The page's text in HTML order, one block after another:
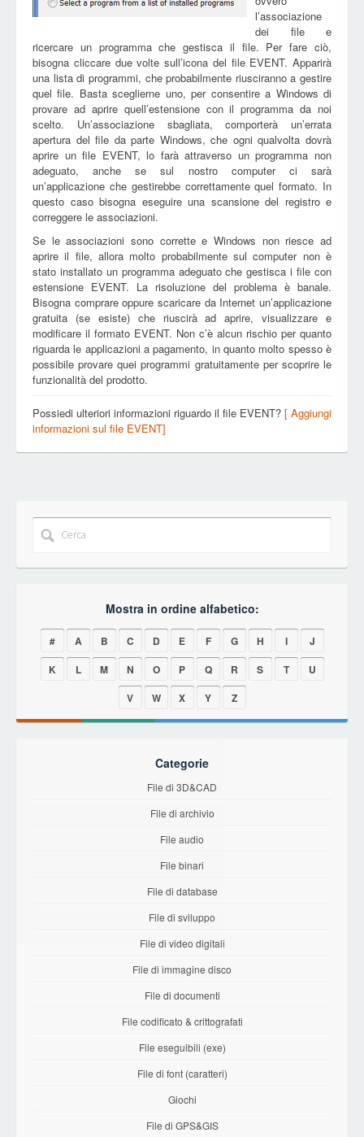
l’associazione
dei file e
ricercare un programma che gestisca il file. Per fare ciò,
bisogna cliccare due volte sull’icona del file EVENT. Apparirà
una lista di programmi, che probabilmente riusciranno a gestire
quel file. Basta sceglierne uno, per consentire a Windows di
provare ad aprire quell’estensione con il programma da noi
scelto. Un’associazione sbagliata, comporterà un’errata
apertura del file da parte Windows, che ogni qualvolta dovrà
aprire un file EVENT, lo farà attraverso un programma non
adeguato, anche se sul nostro computer ci sarà
un’applicazione che gestirebbe correttamente quel formato. In
questo caso bisogna eseguire una scansione del registro e
correggere le associazioni.
Se le associazioni sono corrette e Windows non riesce ad
aprire il file, allora molto probabilmente sul computer non è
stato installato un programma adeguato che gestisca i file con
estensione EVENT. La risoluzione del problema è banale.
Bisogna comprare oppure scaricare da Internet un’applicazione
gratuita (se esiste) che riuscirà ad aprire, visualizzare e
modificare il formato EVENT. Non c’è alcun rischio per quanto
riguarda le applicazioni a pagamento, in quanto molto spesso è
possibile provare quei programmi gratuitamente per scoprire le
funzionalità del prodotto.
Possiedi ulteriori informazioni riguardo il file EVENT? [ Aggiungi
informazioni sul file EVENT]
Mostra in ordine alfabetico:
# A B C D E F G H I
J
K
L M N O P Q R S T
U
V
W X Y Z
Categorie
File di 3D&CAD
File di archivio
File audio
File binari
File di database
File di sviluppo
File di video digitali
File di immagine disco
File di documenti
File codificato & crittografati
File eseguibili (exe)
File di font (caratteri)
Giochi
File di GPS&GIS